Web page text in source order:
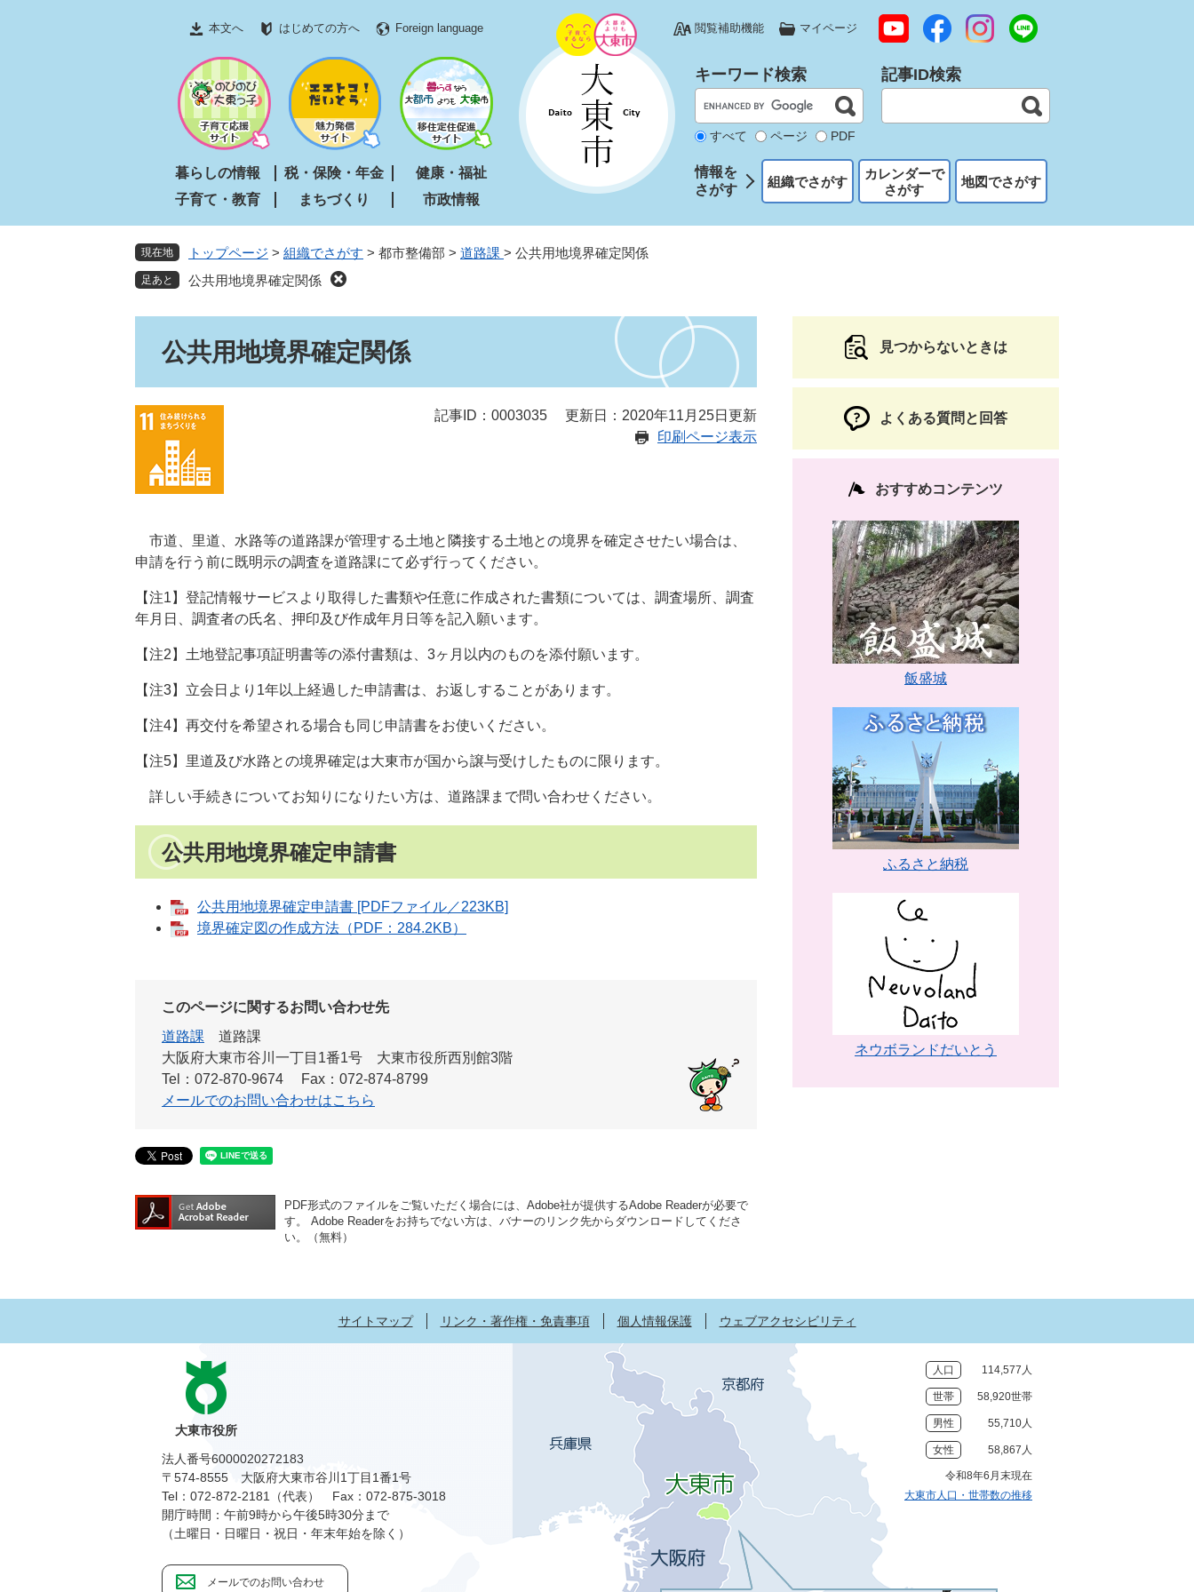
文
本文へ はじめての方へ Foreign language 閲覧補助機能 マイページ
暮らしの情報 税・保険・年金
健康・福祉
子育て・教育
まちづくり 市政情報
キーワード検索
すべて ページ PDF
記事ID検索
情報を
さがす
組織でさがす
カレンダーで
さがす
地図でさがす
現在地 トップページ > 組織でさがす > 都市整備部 > 道路課 > 公共用地境界確定関係
公共用地境界確定関係
公共用地境界確定関係
記事ID：0003035
更新日：2020年11月25日更新
印刷ページ表示
市道、里道、水路等の道路課が管理する土地と隣接する土地との境界を確定させたい場合は、
申請を行う前に既明示の調査を道路課にて必ず行ってください。
【注1】登記情報サービスより取得した書類や任意に作成された書類については、調査場所、調査
年月日、調査者の氏名、押印及び作成年月日等を記入願います。
【注2】土地登記事項証明書等の添付書類は、3ヶ月以内のものを添付願います。
【注3】立会日より1年以上経過した申請書は、お返しすることがあります。
【注4】再交付を希望される場合も同じ申請書をお使いください。
【注5】里道及び水路との境界確定は大東市が国から譲与受けしたものに限ります。
詳しい手続きについてお知りになりたい方は、道路課まで問い合わせください。
公共用地境界確定申請書
公共用地境界確定申請書 [PDFファイル／223KB]
境界確定図の作成方法（PDF：284.2KB）
このページに関するお問い合わせ先
道路課
道路課
大阪府大東市谷川一丁目1番1号 大東市役所西別館3階
Tel：072-870-9674
Fax：072-874-8799
メールでのお問い合わせはこちら
PDF形式のファイルをご覧いただく場合には、Adobe社が提供するAdobe Readerが必要で
す。
Adobe Readerをお持ちでない方は、バナーのリンク先からダウンロードしてくださ
い。（無料）
見つからないときは
よくある質問と回答
おすすめコンテンツ
飯盛城
ふるさと納税
ネウボランドだいとう
サイトマップ リンク・著作権・免責事項 個人情報保護 ウェブアクセシビリティ
人口 114,577人
世帯 58,920世帯
男性 55,710人
女性 58,867人
令和8年6月末現在
大東市人口・世帯数の推移
大東市役所
法人番号6000020272183
〒574-8555 大阪府大東市谷川1丁目1番1号
Tel：072-872-2181（代表）
Fax：072-875-3018
開庁時間：午前9時から午後5時30分まで
（土曜日・日曜日・祝日・年末年始を除く）
メールでのお問い合わせ